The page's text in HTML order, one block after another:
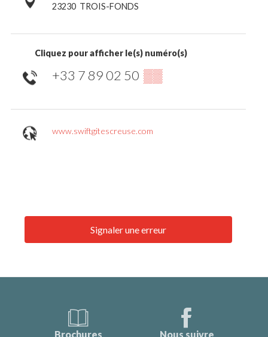
23230 TROIS-FONDS
Cliquez pour afficher le(s) numéro(s)
+33 7 89 02 50 ▒▒
www.swiftgitescreuse.com
Signaler une erreur
Brochures Nous suivre